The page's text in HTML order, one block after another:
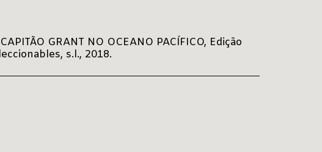
GRANT NO OCEANO PACÍFICO, Edição
s.l., 2018.